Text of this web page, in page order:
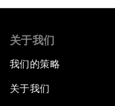
关于我们
我们的策略
关于我们